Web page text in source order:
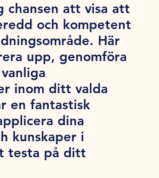
chansen att visa att
och kompetent
Här
upp, genomföra
inom ditt valda
en fantastisk
dina
kunskaper i
testa på ditt